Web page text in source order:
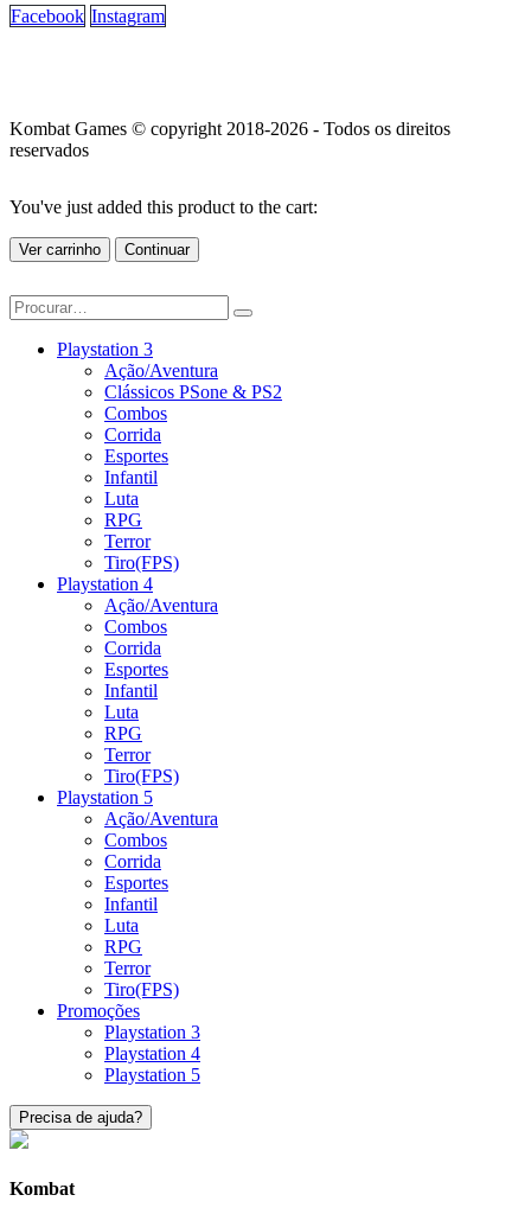
Facebook Instagram
Kombat Games © copyright 2018-2026 - Todos os direitos
reservados
You've just added this product to the cart:
Ver carrinho Continuar
Playstation 3
Ação/Aventura
Clássicos PSone & PS2
Combos
Corrida
Esportes
Infantil
Luta
RPG
Terror
Tiro(FPS)
Playstation 4
Ação/Aventura
Combos
Corrida
Esportes
Infantil
Luta
RPG
Terror
Tiro(FPS)
Playstation 5
Ação/Aventura
Combos
Corrida
Esportes
Infantil
Luta
RPG
Terror
Tiro(FPS)
Promoções
Playstation 3
Playstation 4
Playstation 5
Precisa de ajuda?
Kombat